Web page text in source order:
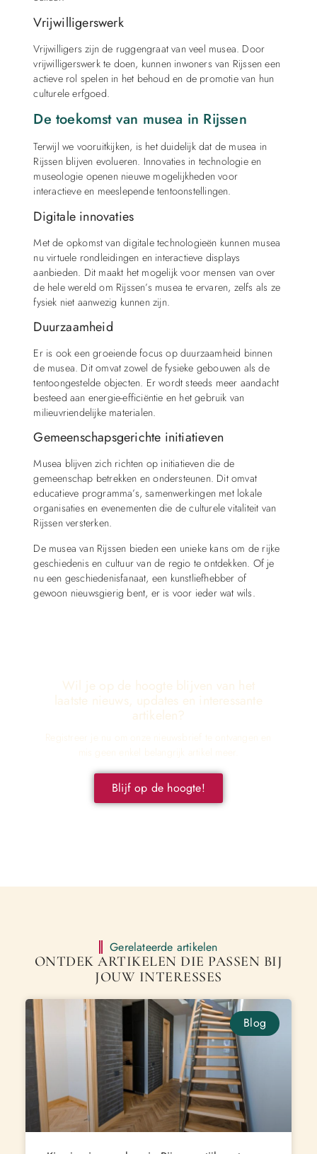
Vrijwilligerswerk
Vrijwilligers zijn de ruggengraat van veel musea. Door
vrijwilligerswerk te doen, kunnen inwoners van Rijssen een
actieve rol spelen in het behoud en de promotie van hun
culturele erfgoed.
De toekomst van musea in Rijssen
Terwijl we vooruitkijken, is het duidelijk dat de musea in
Rijssen blijven evolueren. Innovaties in technologie en
museologie openen nieuwe mogelijkheden voor
interactieve en meeslepende tentoonstellingen.
Digitale innovaties
Met de opkomst van digitale technologieën kunnen musea
nu virtuele rondleidingen en interactieve displays
aanbieden. Dit maakt het mogelijk voor mensen van over
de hele wereld om Rijssen’s musea te ervaren, zelfs als ze
fysiek niet aanwezig kunnen zijn.
Duurzaamheid
Er is ook een groeiende focus op duurzaamheid binnen
de musea. Dit omvat zowel de fysieke gebouwen als de
tentoongestelde objecten. Er wordt steeds meer aandacht
besteed aan energie-efficiëntie en het gebruik van
milieuvriendelijke materialen.
Gemeenschapsgerichte initiatieven
Musea blijven zich richten op initiatieven die de
gemeenschap betrekken en ondersteunen. Dit omvat
educatieve programma’s, samenwerkingen met lokale
organisaties en evenementen die de culturele vitaliteit van
Rijssen versterken.
De musea van Rijssen bieden een unieke kans om de rijke
geschiedenis en cultuur van de regio te ontdekken. Of je
nu een geschiedenisfanaat, een kunstliefhebber of
gewoon nieuwsgierig bent, er is voor ieder wat wils.
Wil je op de hoogte blijven van het
laatste nieuws, updates en interessante
artikelen?
Registreer je nu om onze nieuwsbrief te ontvangen en
mis geen enkel belangrijk artikel meer.
Blijf op de hoogte!
Gerelateerde artikelen
ONTDEK ARTIKELEN DIE PASSEN BIJ
JOUW INTERESSES
Blog